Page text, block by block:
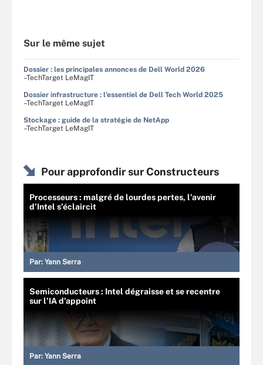
Sur le même sujet
Dossier : les principales annonces de Dell World 2026
–TechTarget LeMagIT
Dossier infrastructure : l'essentiel de Dell Tech World 2025
–TechTarget LeMagIT
Stockage : guide de la stratégie de NetApp
–TechTarget LeMagIT
Pour approfondir sur Constructeurs
Processeurs : malgré de lourdes pertes, l’avenir
d’Intel s’éclaircit
Par: Yann Serra
Semiconducteurs : Intel dégraisse et se recentre
sur l’IA d’appoint
Par: Yann Serra